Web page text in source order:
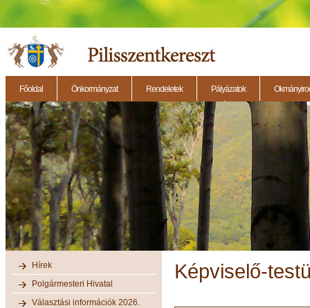
Főoldal Önkormányzat Rendeletek Pályázatok
2014.11.27. - Testületi ülés 2014.12.28. - Testületi ülés 2014.11.13. - Testületi
Hírek
Polgármesteri Hivatal
Választási információk 2026.
Képviselő-